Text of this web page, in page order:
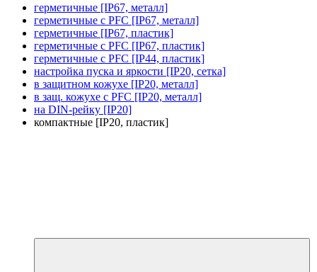
герметичные [IP67, металл]
герметичные с PFC [IP67, металл]
герметичные [IP67, пластик]
герметичные с PFC [IP67, пластик]
герметичные с PFC [IP44, пластик]
настройка пуска и яркости [IP20, сетка]
в защитном кожухе [IP20, металл]
в защ. кожухе с PFC [IP20, металл]
на DIN-рейку [IP20]
компактные [IP20, пластик]